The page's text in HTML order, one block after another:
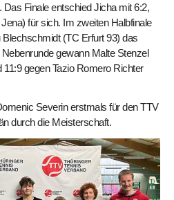
Finale entschied Jicha mit 6:2,
für sich. Im zweiten Halbfinale
(TC Erfurt 93) das
gewann Malte Stenzel
gegen Tazio Romero Richter
Severin erstmals für den TTV
durch die Meisterschaft.